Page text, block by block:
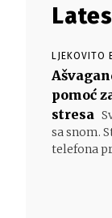
LJEKOVITO
pomoć
stresa
sa snom.
telefona